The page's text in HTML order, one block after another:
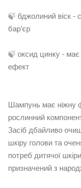
🍃 бджолиний віск -
бар’єр
🍃 оксид цинку -
ефект
Шампунь має ніжну
рослинний
Засіб дбайливо
шкіру голови та
потреб дитячої
призначений з